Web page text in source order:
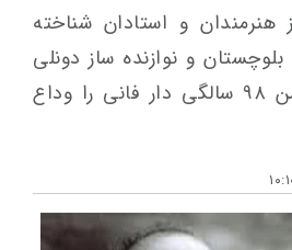
هنرمندان و استادان شناخته
و نوازنده ساز دونلی
شامگاه ۳۱ تیر در سن ۹۸ سالگی دار فانی را وداع